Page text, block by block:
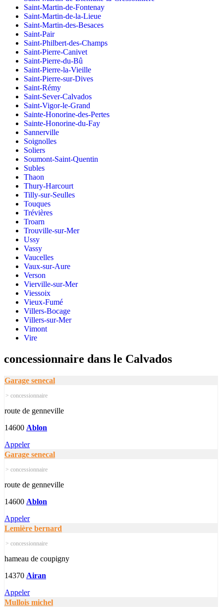
Saint-Martin-de-Fontenay
Saint-Martin-de-la-Lieue
Saint-Martin-des-Besaces
Saint-Pair
Saint-Philbert-des-Champs
Saint-Pierre-Canivet
Saint-Pierre-du-Bû
Saint-Pierre-la-Vieille
Saint-Pierre-sur-Dives
Saint-Rémy
Saint-Sever-Calvados
Saint-Vigor-le-Grand
Sainte-Honorine-des-Pertes
Sainte-Honorine-du-Fay
Sannerville
Soignolles
Soliers
Soumont-Saint-Quentin
Subles
Thaon
Thury-Harcourt
Tilly-sur-Seulles
Touques
Trévières
Troarn
Trouville-sur-Mer
Ussy
Vassy
Vaucelles
Vaux-sur-Aure
Verson
Vierville-sur-Mer
Viessoix
Vieux-Fumé
Villers-Bocage
Villers-sur-Mer
Vimont
Vire
concessionnaire dans le Calvados
Garage senecal
> concessionnaire
route de genneville
14600 Ablon
Appeler
Garage senecal
> concessionnaire
route de genneville
14600 Ablon
Appeler
Lemière bernard
> concessionnaire
hameau de coupigny
14370 Airan
Appeler
Mullois michel